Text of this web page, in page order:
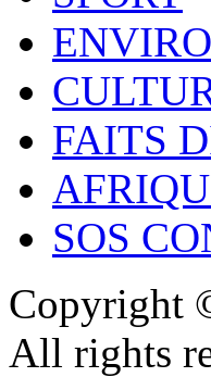
FAITS
SOS
Copyright
All rights